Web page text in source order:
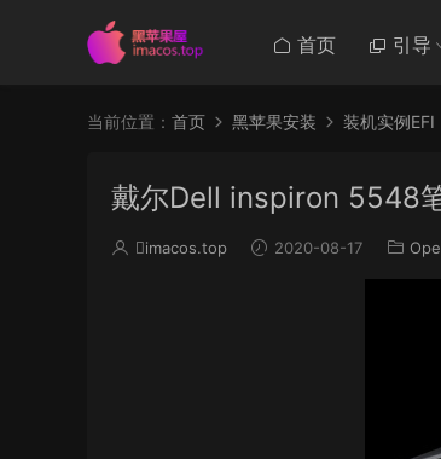
首页 引导
当前位置： 首页 黑苹果安装 装机实例EFI
戴尔Dell inspiron 5548
imacos.top 2020-08-17